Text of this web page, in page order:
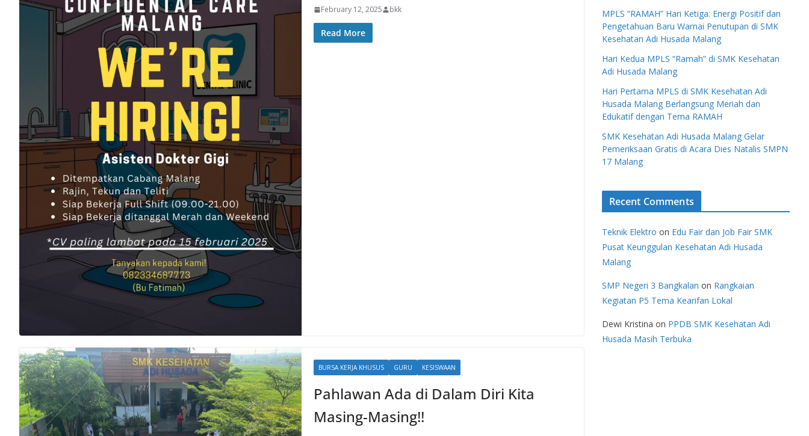
February 12, 2025 bkk
Read More
BURSA KERJA KHUSUS GURU KESISWAAN
Pahlawan Ada di Dalam Diri Kita
Masing-Masing!!
MPLS “RAMAH” Hari Ketiga: Energi Positif dan
Pengetahuan Baru Warnai Penutupan di SMK
Kesehatan Adi Husada Malang
Hari Kedua MPLS “Ramah” di SMK Kesehatan
Adi Husada Malang
Hari Pertama MPLS di SMK Kesehatan Adi
Husada Malang Berlangsung Meriah dan
Edukatif dengan Tema RAMAH
SMK Kesehatan Adi Husada Malang Gelar
Pemeriksaan Gratis di Acara Dies Natalis SMPN
17 Malang
Recent Comments
Teknik Elektro on Edu Fair dan Job Fair SMK
Pusat Keunggulan Kesehatan Adi Husada
Malang
SMP Negeri 3 Bangkalan on Rangkaian
Kegiatan P5 Tema Kearifan Lokal
Dewi Kristina on PPDB SMK Kesehatan Adi
Husada Masih Terbuka